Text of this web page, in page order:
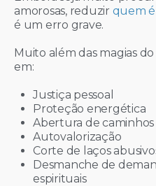
amorosas, reduzir quem
é um erro grave.
Muito além das magias
em:
Justiça pessoal
Proteção energética
Abertura de caminhos
Autovalorização
Corte de laços
Desmanche de
espirituais